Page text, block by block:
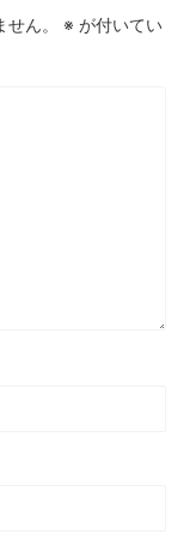
ん。 ※ が付いてい